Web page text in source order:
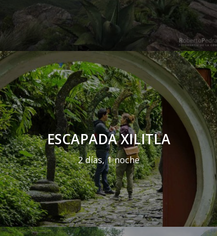
ESCAPADA XILITLA
2 días, 1 noche